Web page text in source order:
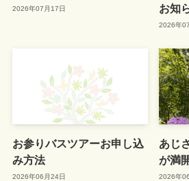
2026年07月17日
お知
2026年
お参りバスツアーお申し込
み方法
2026年06月24日
あじ
が満
2026年